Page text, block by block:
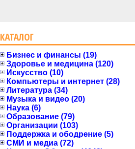
КАТАЛОГ
Бизнес и финансы (19)
Здоровье и медицина (120)
Искусство (10)
Компьютеры и интернет (28)
Литература (34)
Музыка и видео (20)
Наука (6)
Образование (79)
Организации (103)
Поддержка и ободрение (5)
СМИ и медиа (72)